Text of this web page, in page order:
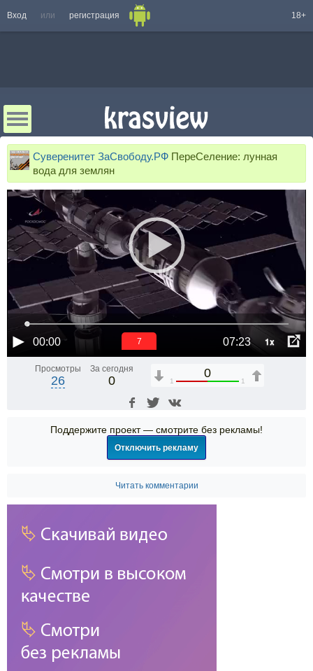
Вход или регистрация 18+
Суверенитет ЗаСвободу.РФ ПереСеление: лунная
вода для землян
00:00 07:23 1x
6
Просмотры
26
За сегодня
0
0
1 1
Поддержите проект — смотрите без рекламы!
Отключить рекламу
Читать комментарии